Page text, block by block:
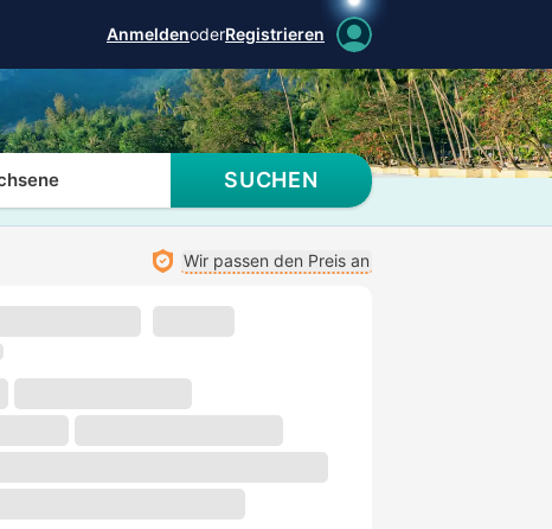
AnmeldenoderRegistrieren
SUCHEN
Wir passen den Preis an